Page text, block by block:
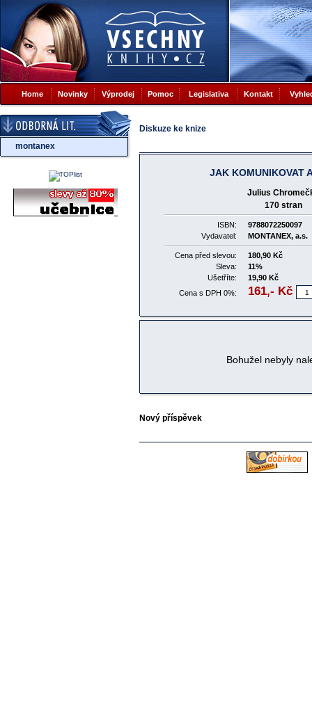
Home Novinky Výprodej Pomoc Legislativa Kontakt
montanex
Diskuze ke knize
JAK KOMUNIKOVAT
Julius
170 stran
ISBN:
9788072250097
Vydavatel:
MONTANEX, a.s.
Cena před slevou:
180,90 Kč
Sleva:
11%
Ušetříte:
19,90 Kč
Cena s DPH 0%:
161,- Kč
Bohužel nebyly
Nový příspěvek